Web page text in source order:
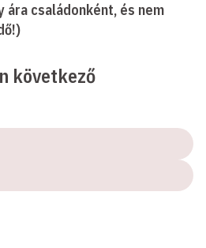
ára családonként, és nem
következő